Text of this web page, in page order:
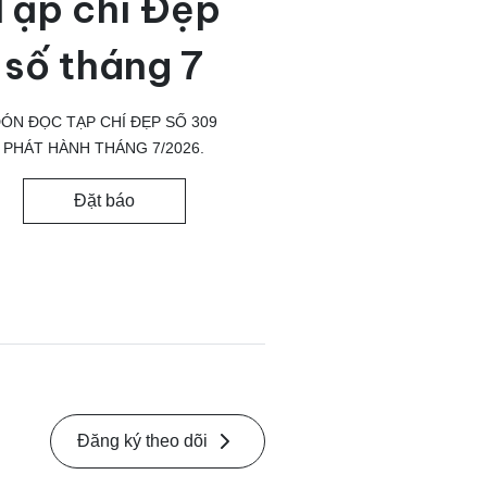
số tháng 7
ĐỌC TẠP CHÍ ĐẸP SỐ 309
PHÁT HÀNH THÁNG 7/2026.
Đặt báo
Đăng ký theo dõi